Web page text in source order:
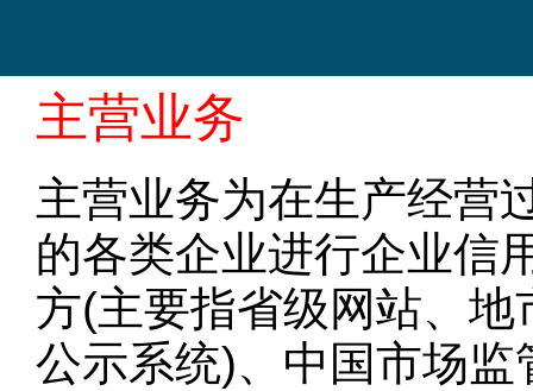
主营业务
主营业务为在生产经营
的各类企业进行企业信
方(主要指省级网站、
公示系统)、中国市场